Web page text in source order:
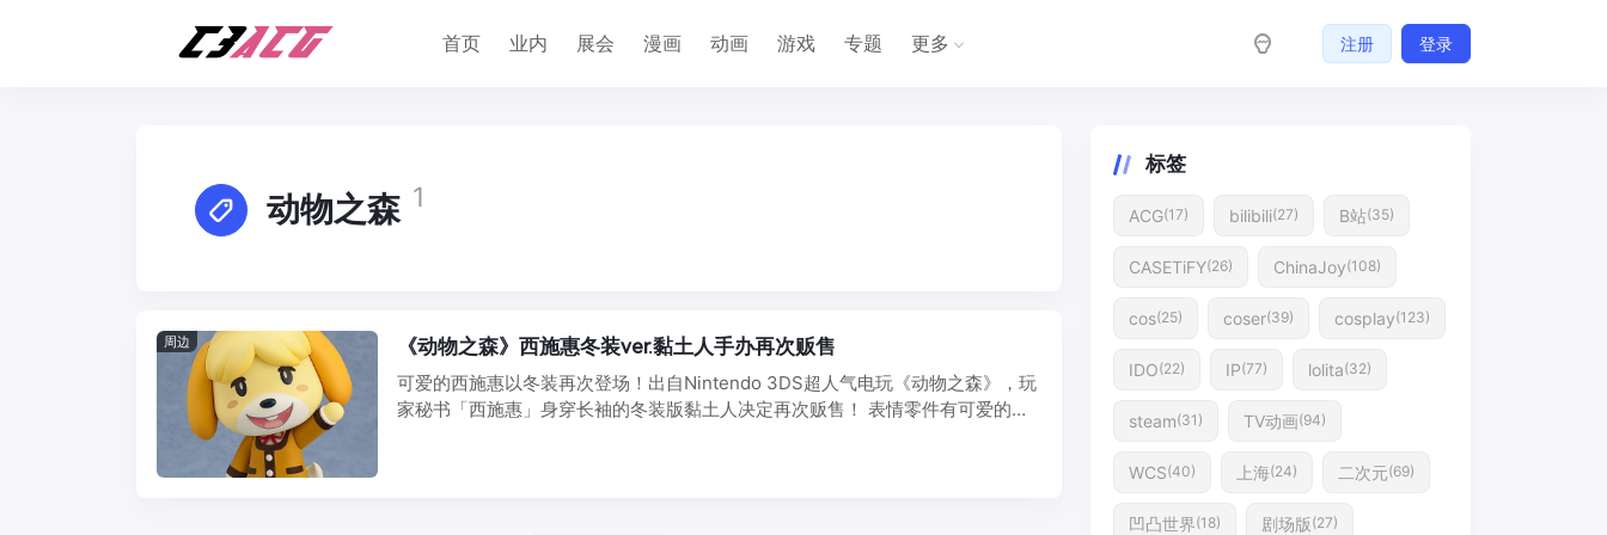
首页 业内 展会 漫画 动画 游戏 专题 更多 注册 登录
动物之森 1
周边 《动物之森》西施惠冬装ver.黏土人手办再次贩售
可爱的西施惠以冬装再次登场！出自Nintendo 3DS超人气电玩《动物之森》，玩
家秘书「西施惠」身穿长袖的冬装版黏土人决定再次贩售！ 表情零件有可爱的
标签
ACG(17) bilibili(27) B站(35)
CASETiFY(26) ChinaJoy(108)
cos(25) coser(39) cosplay(123)
IDO(22) IP(77) lolita(32)
steam(31) TV动画(94)
WCS(40) 上海(24) 二次元(69)
凹凸世界(18) 剧场版(27)